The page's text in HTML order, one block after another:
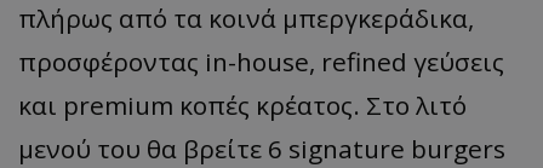
πλήρως από τα κοινά μπεργκεράδικα,
προσφέροντας in-house, refined γεύσεις
και premium κοπές κρέατος. Στο λιτό
μενού του θα βρείτε 6 signature burgers